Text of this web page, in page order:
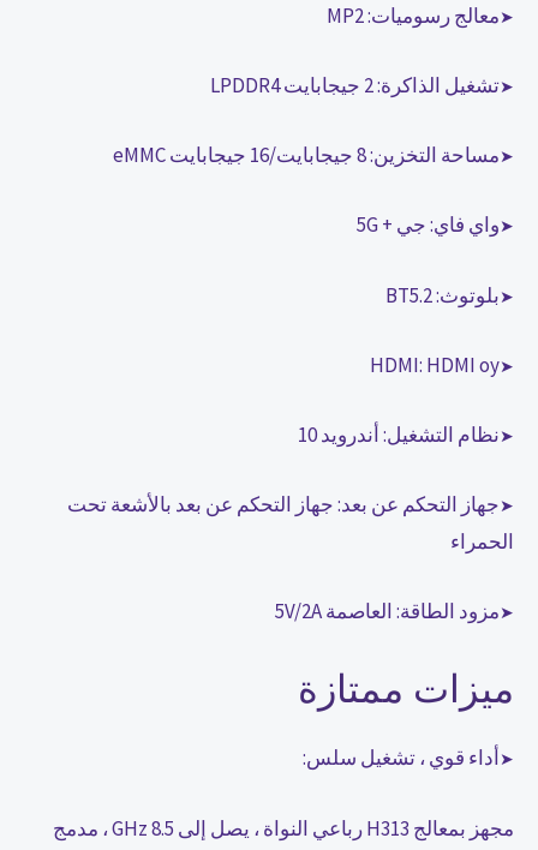
مشغل
➤معالج رسوميات: MP2
➤تشغيل الذاكرة: 2 جيجابايت LPDDR4
➤مساحة التخزين: 8 جيجابايت/16 جيجابايت eMMC
➤واي فاي: جي + 5G
➤بلوتوث: BT5.2
➤
HDMI: HDMI oy
➤نظام التشغيل: أندرويد 10
➤جهاز التحكم عن بعد: جهاز التحكم عن بعد بالأشعة تحت
الحمراء
➤مزود الطاقة: العاصمة 5V/2A
ميزات ممتازة
➤أداء قوي ، تشغيل سلس:
مجهز بمعالج H313 رباعي النواة ، يصل إلى 8.5 GHz ، مدمج